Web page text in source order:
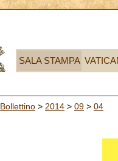
SALA STAMPA
Bollettino > 2014 > 09 > 04